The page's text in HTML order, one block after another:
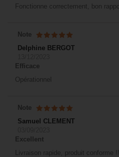
Fonctionne correctement, bon
Note
Delphine BERGOT
Efficace
Opérationnel
Note
Samuel CLEMENT
Excellent
Livraison rapide, produit conforme !!